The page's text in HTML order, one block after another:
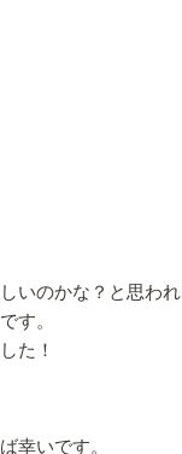
のかな？と思わ
す。
た！
幸いです。